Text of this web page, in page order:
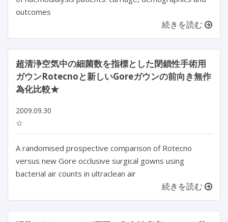
outcomes
続きを読む
超清浄空気中の細菌数を指標とした閉鎖性手術用
ガウンRotecnoと新しいGoreガウンの前向き無作
為化比較★
2009.09.30
☆
A randomised prospective comparison of Rotecno
versus new Gore occlusive surgical gowns using
bacterial air counts in ultraclean air
続きを読む